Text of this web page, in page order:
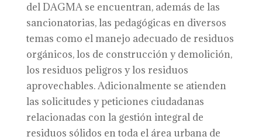
del DAGMA se encuentran, además de las
sancionatorias, las pedagógicas en diversos
temas como el manejo adecuado de residuos
orgánicos, los de construcción y demolición,
los residuos peligros y los residuos
aprovechables. Adicionalmente se atienden
las solicitudes y peticiones ciudadanas
relacionadas con la gestión integral de
residuos sólidos en toda el área urbana de